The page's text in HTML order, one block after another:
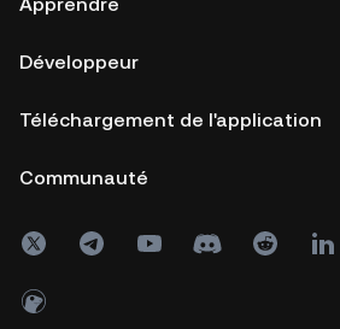
Développeur
Téléchargement de l'application
Communauté